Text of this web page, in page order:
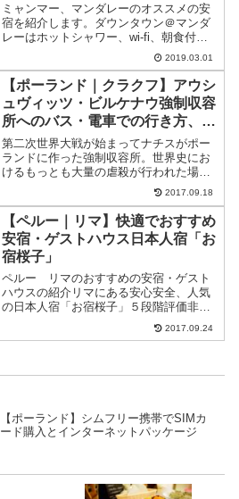
ミャンマー、マンダレーのオススメの安
宿を紹介します。ダウンタウン＠マンダ
レーはホットシャワー、wi-fi、朝食付き
2019.03.01
【ポーランド｜クラクフ】アウシ
ュヴィッツ・ビルケナウ強制収容
所へのバス・電車での行き方、料
金、開館時間
第二次世界大戦が始まってナチスがポー
ランドに作った強制収容所。世界史にお
けるもっとも大量の虐殺が行われた場所
のひとつ。特にユダヤ人が多く殺され、
その様子は映画「シンドラーのリスト」
で見ることができる。ここには二つの強
制収容所があってドイツ語...
2017.09.18
【ペルー｜リマ】快適でおすすめ
安宿・ゲストハウス日本人宿「お
宿桜子」
ペルー リマのおすすめの安宿・ゲスト
ハウスの紹介リマにある安心安全、人気
の日本人宿「お宿桜子」５段階評価非常
に良い★★★★★良い★★★★☆普通
★★★☆☆悪い★★☆☆☆非常に悪い
2017.09.24
【ポーランド】シムフリー携帯でSIMカ
ード購入とインターネットパッケージ